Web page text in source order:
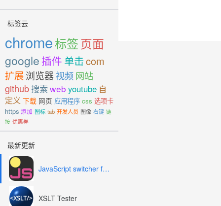
标签云
chrome标签页面
google 插件 单击com
扩展浏览器 视频网站
github搜索web youtube 自
定义 下载 网页 应用程序 css 选项卡
https 添加 图标 tab 开发人员 图像 右键 链
接 优惠券
最新更新
JavaScript switcher for SEO and development
XSLT Tester